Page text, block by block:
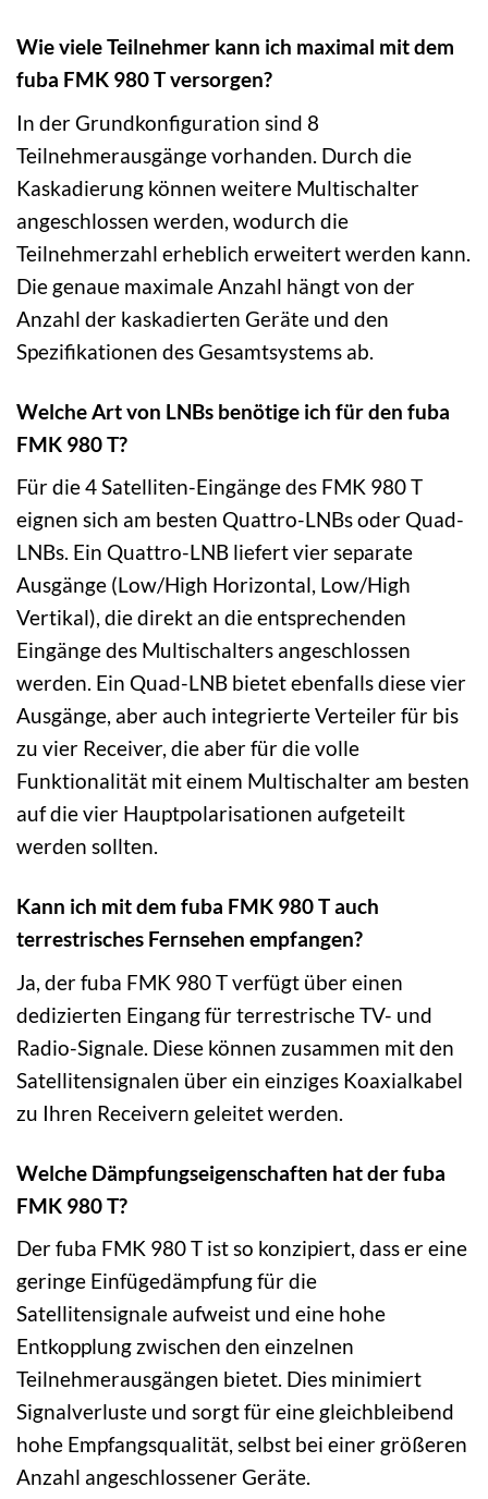
Wie viele Teilnehmer kann ich maximal mit dem
fuba FMK 980 T versorgen?
In der Grundkonfiguration sind 8
Teilnehmerausgänge vorhanden. Durch die
Kaskadierung können weitere Multischalter
angeschlossen werden, wodurch die
Teilnehmerzahl erheblich erweitert werden kann.
Die genaue maximale Anzahl hängt von der
Anzahl der kaskadierten Geräte und den
Spezifikationen des Gesamtsystems ab.
Welche Art von LNBs benötige ich für den fuba
FMK 980 T?
Für die 4 Satelliten-Eingänge des FMK 980 T
eignen sich am besten Quattro-LNBs oder Quad-
LNBs. Ein Quattro-LNB liefert vier separate
Ausgänge (Low/High Horizontal, Low/High
Vertikal), die direkt an die entsprechenden
Eingänge des Multischalters angeschlossen
werden. Ein Quad-LNB bietet ebenfalls diese vier
Ausgänge, aber auch integrierte Verteiler für bis
zu vier Receiver, die aber für die volle
Funktionalität mit einem Multischalter am besten
auf die vier Hauptpolarisationen aufgeteilt
werden sollten.
Kann ich mit dem fuba FMK 980 T auch
terrestrisches Fernsehen empfangen?
Ja, der fuba FMK 980 T verfügt über einen
dedizierten Eingang für terrestrische TV- und
Radio-Signale. Diese können zusammen mit den
Satellitensignalen über ein einziges Koaxialkabel
zu Ihren Receivern geleitet werden.
Welche Dämpfungseigenschaften hat der fuba
FMK 980 T?
Der fuba FMK 980 T ist so konzipiert, dass er eine
geringe Einfügedämpfung für die
Satellitensignale aufweist und eine hohe
Entkopplung zwischen den einzelnen
Teilnehmerausgängen bietet. Dies minimiert
Signalverluste und sorgt für eine gleichbleibend
hohe Empfangsqualität, selbst bei einer größeren
Anzahl angeschlossener Geräte.